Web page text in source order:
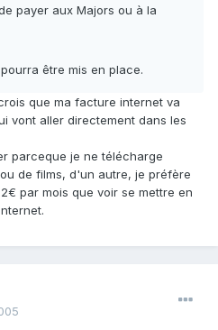
payer aux Majors ou à la
être mis en place.
que ma facture internet va
vont aller directement dans les
parceque je ne télécharge
de films, d'un autre, je préfère
par mois que voir se mettre en